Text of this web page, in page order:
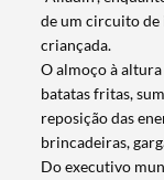
de um circuito de
criançada.
O almoço à
batatas fritas,
reposição das
brincadeiras,
Do executivo